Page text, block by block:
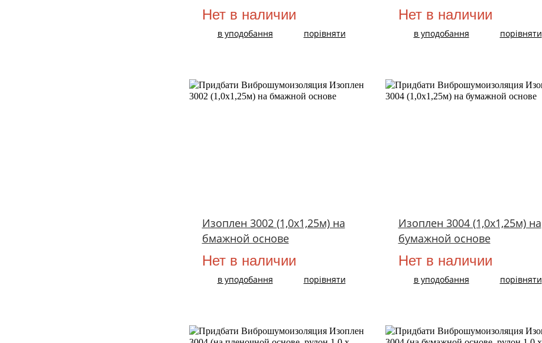
Нет в наличии
в уподобання порівняти
Нет в наличии
в уподобання порівняти
Изоплен 3002 (1,0х1,25м) на
бмажной основе
Нет в наличии
в уподобання порівняти
Изоплен 3004 (1,0х1,25м) на
бумажной основе
Нет в наличии
в уподобання порівняти